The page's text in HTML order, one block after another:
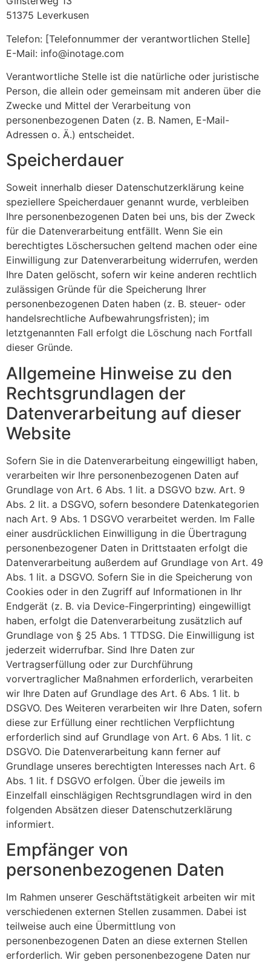
51375 Leverkusen
Telefon: [Telefonnummer der verantwortlichen Stelle]
E-Mail: info@inotage.com
Verantwortliche Stelle ist die natürliche oder juristische
Person, die allein oder gemeinsam mit anderen über die
Zwecke und Mittel der Verarbeitung von
personenbezogenen Daten (z. B. Namen, E-Mail-
Adressen o. Ä.) entscheidet.
Speicherdauer
Soweit innerhalb dieser Datenschutzerklärung keine
speziellere Speicherdauer genannt wurde, verbleiben
Ihre personenbezogenen Daten bei uns, bis der Zweck
für die Datenverarbeitung entfällt. Wenn Sie ein
berechtigtes Löschersuchen geltend machen oder eine
Einwilligung zur Datenverarbeitung widerrufen, werden
Ihre Daten gelöscht, sofern wir keine anderen rechtlich
zulässigen Gründe für die Speicherung Ihrer
personenbezogenen Daten haben (z. B. steuer- oder
handelsrechtliche Aufbewahrungsfristen); im
letztgenannten Fall erfolgt die Löschung nach Fortfall
dieser Gründe.
Allgemeine Hinweise zu den
Rechtsgrundlagen der
Datenverarbeitung auf dieser
Website
Sofern Sie in die Datenverarbeitung eingewilligt haben,
verarbeiten wir Ihre personenbezogenen Daten auf
Grundlage von Art. 6 Abs. 1 lit. a DSGVO bzw. Art. 9
Abs. 2 lit. a DSGVO, sofern besondere Datenkategorien
nach Art. 9 Abs. 1 DSGVO verarbeitet werden. Im Falle
einer ausdrücklichen Einwilligung in die Übertragung
personenbezogener Daten in Drittstaaten erfolgt die
Datenverarbeitung außerdem auf Grundlage von Art. 49
Abs. 1 lit. a DSGVO. Sofern Sie in die Speicherung von
Cookies oder in den Zugriff auf Informationen in Ihr
Endgerät (z. B. via Device-Fingerprinting) eingewilligt
haben, erfolgt die Datenverarbeitung zusätzlich auf
Grundlage von § 25 Abs. 1 TTDSG. Die Einwilligung ist
jederzeit widerrufbar. Sind Ihre Daten zur
Vertragserfüllung oder zur Durchführung
vorvertraglicher Maßnahmen erforderlich, verarbeiten
wir Ihre Daten auf Grundlage des Art. 6 Abs. 1 lit. b
DSGVO. Des Weiteren verarbeiten wir Ihre Daten, sofern
diese zur Erfüllung einer rechtlichen Verpflichtung
erforderlich sind auf Grundlage von Art. 6 Abs. 1 lit. c
DSGVO. Die Datenverarbeitung kann ferner auf
Grundlage unseres berechtigten Interesses nach Art. 6
Abs. 1 lit. f DSGVO erfolgen. Über die jeweils im
Einzelfall einschlägigen Rechtsgrundlagen wird in den
folgenden Absätzen dieser Datenschutzerklärung
informiert.
Empfänger von
personenbezogenen Daten
Im Rahmen unserer Geschäftstätigkeit arbeiten wir mit
verschiedenen externen Stellen zusammen. Dabei ist
teilweise auch eine Übermittlung von
personenbezogenen Daten an diese externen Stellen
erforderlich. Wir geben personenbezogene Daten nur